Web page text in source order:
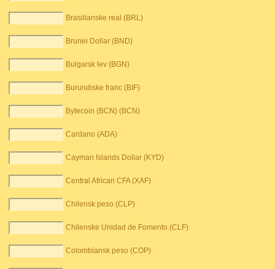
Brasilianske real (BRL)
Brunei Dollar (BND)
Bulgarsk lev (BGN)
Burundiske franc (BIF)
Bytecoin (BCN) (BCN)
Cardano (ADA)
Cayman Islands Dollar (KYD)
Central African CFA (XAF)
Chilensk peso (CLP)
Chilenske Unidad de Fomento (CLF)
Colombiansk peso (COP)